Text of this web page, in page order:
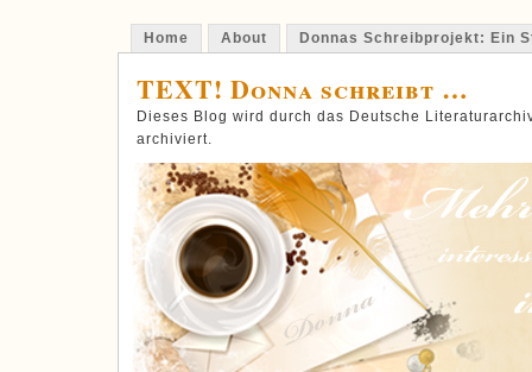
Home About Donnas Schreibprojekt: Ein
TEXT! Donna schreibt …
Dieses Blog wird durch das Deutsche
archiviert.